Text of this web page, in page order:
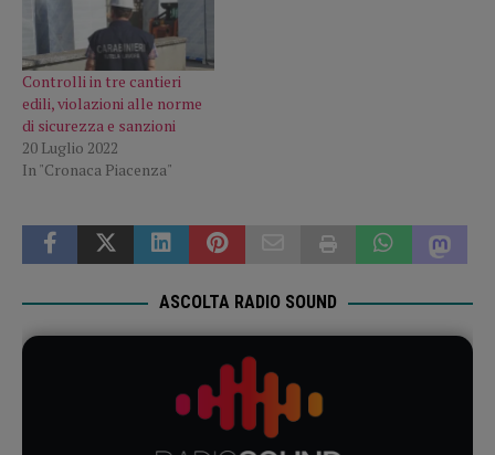
Controlli in tre cantieri
edili, violazioni alle norme
di sicurezza e sanzioni
20 Luglio 2022
In "Cronaca Piacenza"
ASCOLTA RADIO SOUND